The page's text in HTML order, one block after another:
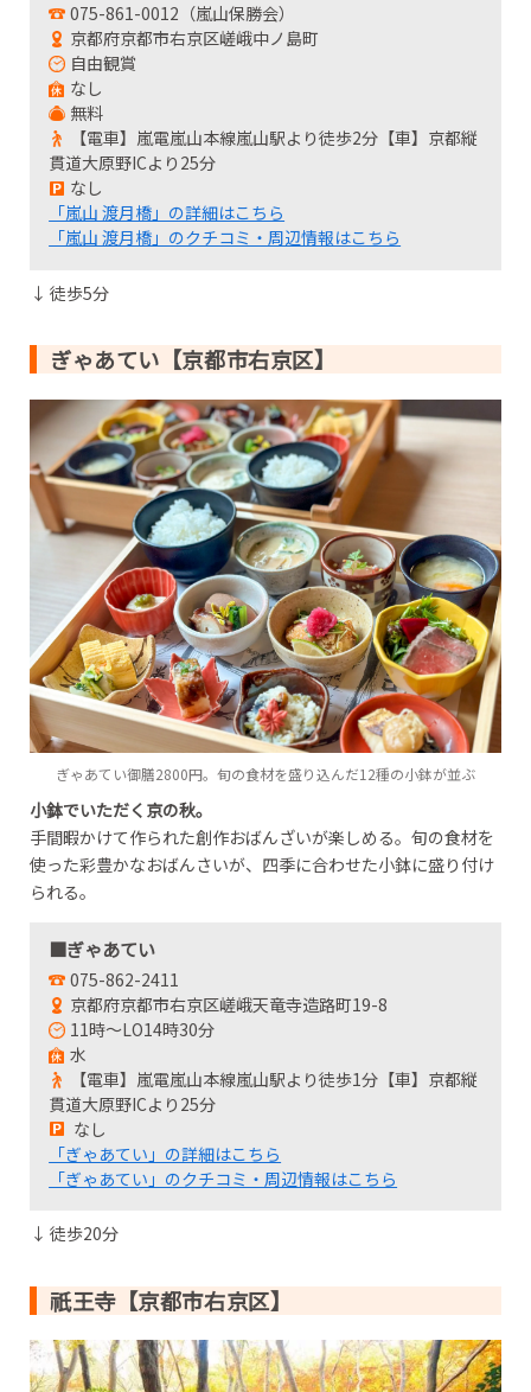
075-861-0012（嵐山保勝会）
京都府京都市右京区嵯峨中ノ島町
自由観賞
なし
無料
【電車】嵐電嵐山本線嵐山駅より徒歩2分【車】京都縦
貫道大原野ICより25分
なし
「嵐山 渡月橋」の詳細はこちら
「嵐山 渡月橋」のクチコミ・周辺情報はこちら
↓ 徒歩5分
ぎゃあてい【京都市右京区】
ぎゃあてい御膳2800円。旬の食材を盛り込んだ12種の小鉢が並ぶ
小鉢でいただく京の秋。
手間暇かけて作られた創作おばんざいが楽しめる。旬の食材を
使った彩豊かなおばんさいが、四季に合わせた小鉢に盛り付け
られる。
■ぎゃあてい
075-862-2411
京都府京都市右京区嵯峨天竜寺造路町19-8
11時～LO14時30分
水
【電車】嵐電嵐山本線嵐山駅より徒歩1分【車】京都縦
貫道大原野ICより25分
なし
「ぎゃあてい」の詳細はこちら
「ぎゃあてい」のクチコミ・周辺情報はこちら
↓ 徒歩20分
祇王寺【京都市右京区】